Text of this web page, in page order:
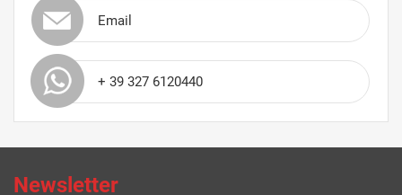
Email
+ 39 327 6120440
Newsletter